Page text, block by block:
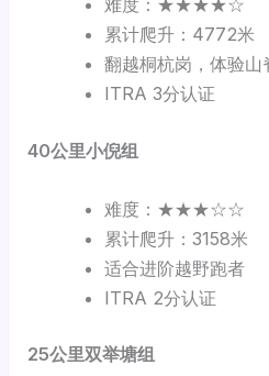
累计爬升：4772米
翻越桐杭岗，体验山
ITRA 3分认证
40公里小倪组
难度：★★★☆☆
累计爬升：3158米
适合进阶越野跑者
ITRA 2分认证
25公里双举塘组